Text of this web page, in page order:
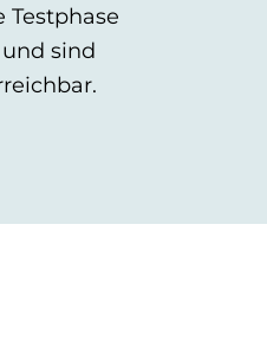
Testphase
sind